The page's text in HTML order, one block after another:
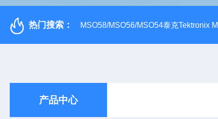
热门搜索： MSO58/MSO56/MSO54泰克Tektronix
产品中心